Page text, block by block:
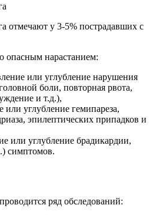
отмечают у 3-5% пострадавших с
опасным нарастанием:
или углубление нарушения
боли, повторная рвота,
и т.д.),
или углубление гемипареза,
эпилептических припадков и
или углубление брадикардии,
симптомов.
ряд обследований: